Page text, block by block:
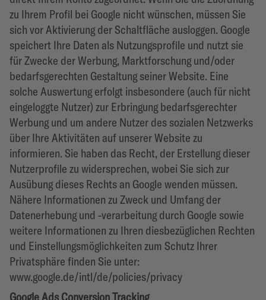
zu Ihrem Profil bei Google nicht wünschen, müssen Sie
sich vor Aktivierung der Schaltfläche ausloggen. Google
speichert Ihre Daten als Nutzungsprofile und nutzt sie
für Zwecke der Werbung, Marktforschung und/oder
bedarfsgerechten Gestaltung seiner Website. Eine
solche Auswertung erfolgt insbesondere (auch für nicht
eingeloggte Nutzer) zur Erbringung bedarfsgerechter
Werbung und um andere Nutzer des sozialen Netzwerks
über Ihre Aktivitäten auf unserer Website zu
informieren. Sie haben das Recht, der Erstellung dieser
Nutzerprofile zu widersprechen, wobei Sie sich zur
Ausübung dieses Rechts an Google wenden müssen.
Nähere Informationen zu Zweck und Umfang der
Datenerhebung und -verarbeitung durch Google sowie
weitere Informationen zu Ihren diesbezüglichen Rechten
und Einstellungsmöglichkeiten zum Schutz Ihrer
Privatsphäre finden Sie unter:
www.google.de/intl/de/policies/privacy
Google Ads Conversion Tracking